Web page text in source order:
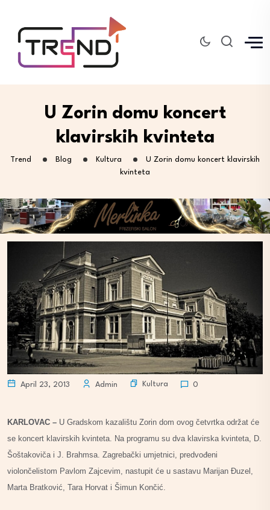
U Zorin domu koncert
klavirskih kvinteta
Trend Blog Kultura
U Zorin domu koncert klavirskih
kvinteta
April 23, 2013 Admin Kultura 0
KARLOVAC – U Gradskom kazalištu Zorin dom ovog četvrtka održat će
se koncert klavirskih kvinteta. Na programu su dva klavirska kvinteta, D.
Šoštakoviča i J. Brahmsa. Zagrebački umjetnici, predvođeni
violončelistom Pavlom Zajcevim, nastupit će u sastavu Marijan Đuzel,
Marta Bratković, Tara Horvat i Šimun Končić.